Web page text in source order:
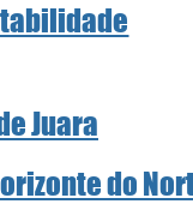
Juara
do